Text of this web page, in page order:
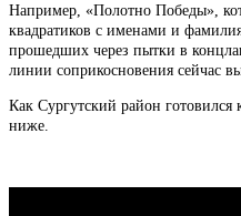
Например, «Полотно Победы»,
квадратиков с именами и
прошедших через пытки в
линии соприкосновения сейчас
Как Сургутский район
ниже.